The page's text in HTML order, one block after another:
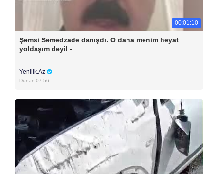
00:01:10
Şəmsi Səmədzadə danışdı: O daha mənim həyat
yoldaşım deyil -
Yenilik.Az
Dünən 07:56